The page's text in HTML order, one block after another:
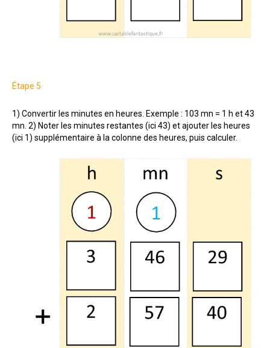
Étape 5
1) Convertir les minutes en heures. Exemple : 103 mn = 1 h et 43
mn. 2) Noter les minutes restantes (ici 43) et ajouter les heures
(ici 1) supplémentaire à la colonne des heures, puis calculer.